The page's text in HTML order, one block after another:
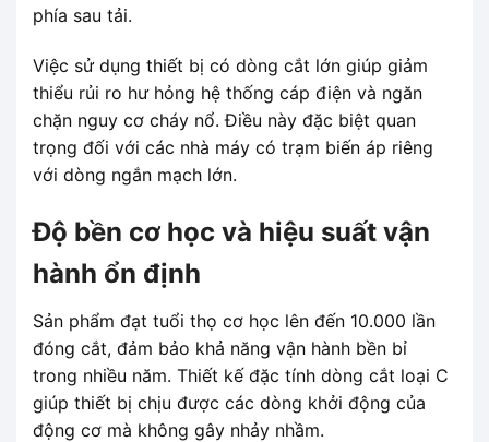
phía sau tải.
Việc sử dụng thiết bị có dòng cắt lớn giúp giảm
thiểu rủi ro hư hỏng hệ thống cáp điện và ngăn
chặn nguy cơ cháy nổ. Điều này đặc biệt quan
trọng đối với các nhà máy có trạm biến áp riêng
với dòng ngắn mạch lớn.
Độ bền cơ học và hiệu suất vận
hành ổn định
Sản phẩm đạt tuổi thọ cơ học lên đến 10.000 lần
đóng cắt, đảm bảo khả năng vận hành bền bỉ
trong nhiều năm. Thiết kế đặc tính dòng cắt loại C
giúp thiết bị chịu được các dòng khởi động của
động cơ mà không gây nhảy nhầm.